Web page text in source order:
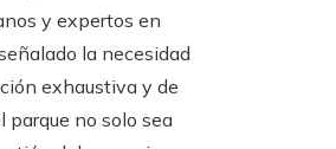
y expertos en
la necesidad
exhaustiva y de
parque no solo sea